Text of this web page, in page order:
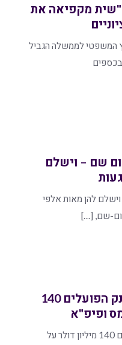
מקפיאה את
המשפטי לממשלה הגביל
שם – וישלם
וישלם להן מאות אלפי
שם, […]
חברות הביטוח ישלמו לבנק הפועלים 140
ופיפ"א
חברות הביטוח ישלמו לבנק הפועלים 140 מיליון דולר על